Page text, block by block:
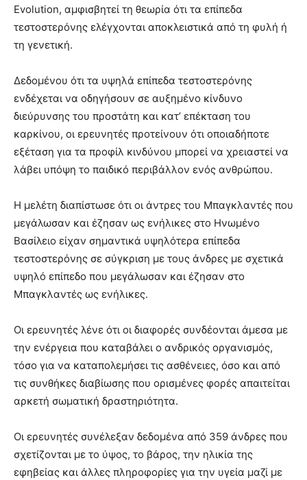
Evolution, αμφισβητεί τη θεωρία ότι τα επίπεδα
τεστοστερόνης ελέγχονται αποκλειστικά από τη φυλή ή
τη γενετική.
Δεδομένου ότι τα υψηλά επίπεδα τεστοστερόνης
ενδέχεται να οδηγήσουν σε αυξημένο κίνδυνο
διεύρυνσης του προστάτη και κατ’ επέκταση του
καρκίνου, οι ερευνητές προτείνουν ότι οποιαδήποτε
εξέταση για τα προφίλ κινδύνου μπορεί να χρειαστεί να
λάβει υπόψη το παιδικό περιβάλλον ενός ανθρώπου.
Η μελέτη διαπίστωσε ότι οι άντρες του Μπαγκλαντές που
μεγάλωσαν και έζησαν ως ενήλικες στο Ηνωμένο
Βασίλειο είχαν σημαντικά υψηλότερα επίπεδα
τεστοστερόνης σε σύγκριση με τους άνδρες με σχετικά
υψηλό επίπεδο που μεγάλωσαν και έζησαν στο
Μπαγκλαντές ως ενήλικες.
Οι ερευνητές λένε ότι οι διαφορές συνδέονται άμεσα με
την ενέργεια που καταβάλει ο ανδρικός οργανισμός,
τόσο για να καταπολεμήσει τις ασθένειες, όσο και από
τις συνθήκες διαβίωσης που ορισμένες φορές απαιτείται
αρκετή σωματική δραστηριότητα.
Οι ερευνητές συνέλεξαν δεδομένα από 359 άνδρες που
σχετίζονται με το ύψος, το βάρος, την ηλικία της
εφηβείας και άλλες πληροφορίες για την υγεία μαζί με